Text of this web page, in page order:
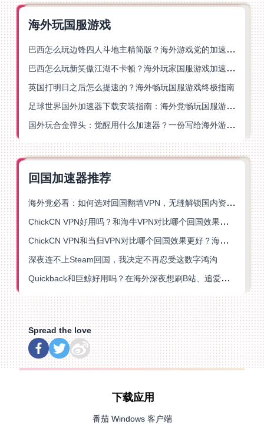
海外玩国服游戏
巴西怎么玩边锋四人斗地主精简版？海外游戏党的加速器终极选择
巴西怎么玩新笑傲江湖不卡顿？海外玩家国服游戏加速终极指南（附猫和老鼠一梦江湖实测）
英国打明日之后怎么提速的？海外畅玩国服游戏终极指南
足球世界国外加速器下载安装指南：海外党畅玩国服游戏的终极解决方案
国外玩合金弹头：觉醒用什么加速器？一份写给海外游子的畅玩指南
回国加速器推荐
海外党必看：如何选对回国翻墙VPN，无缝解锁国内资源？
ChickCN VPN好用吗？和海牛VPN对比哪个回国效果更好？
ChickCN VPN和当归VPN对比哪个回国效果更好？海外党亲测后选了它
深夜连不上Steam回国，我决定不再忍受这数字鸿沟
Quickback和巨鲸好用吗？在海外深夜想刷B站、追爱奇艺的你，或许正需要这份答案
Spread the love
下载应用
番茄 Windows 客户端